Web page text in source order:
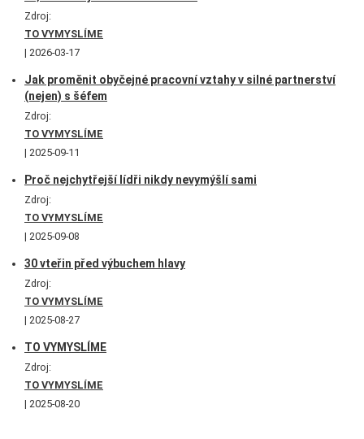
Zdroj:
TO VYMYSLÍME
2026-03-17
Jak proměnit obyčejné pracovní vztahy v silné partnerství
(nejen) s šéfem
Zdroj:
TO VYMYSLÍME
2025-09-11
Proč nejchytřejší lídři nikdy nevymýšlí sami
Zdroj:
TO VYMYSLÍME
2025-09-08
30 vteřin před výbuchem hlavy
Zdroj:
TO VYMYSLÍME
2025-08-27
TO VYMYSLÍME
Zdroj:
TO VYMYSLÍME
2025-08-20